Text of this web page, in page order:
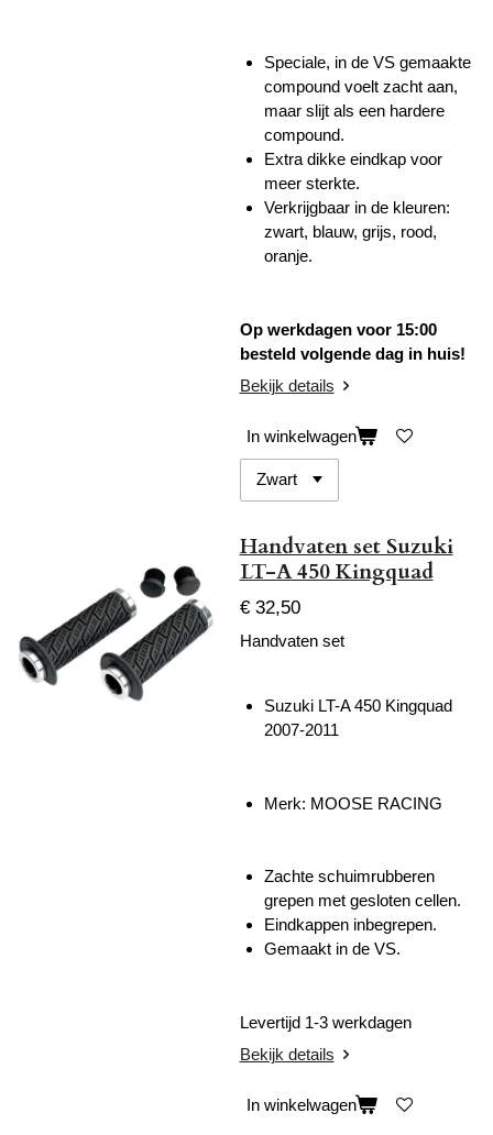
Speciale, in de VS gemaakte
compound voelt zacht aan,
maar slijt als een hardere
compound.
Extra dikke eindkap voor
meer sterkte.
Verkrijgbaar in de kleuren:
zwart, blauw, grijs, rood,
oranje.
Op werkdagen voor 15:00
besteld volgende dag in huis!
Bekijk details
In winkelwagen
Handvaten set Suzuki
LT-A 450 Kingquad
€ 32,50
Handvaten set
Suzuki LT-A 450 Kingquad
2007-2011
Merk: MOOSE RACING
Zachte schuimrubberen
grepen met gesloten cellen.
Eindkappen inbegrepen.
Gemaakt in de VS.
Levertijd 1-3 werkdagen
Bekijk details
In winkelwagen